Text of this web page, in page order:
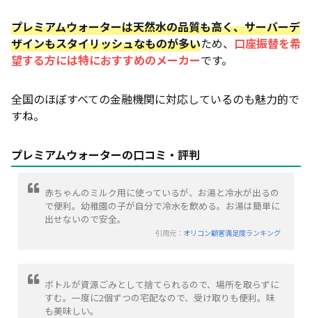
プレミアムウォーターは天然水の品質も高く、サーバーデ
ザインもスタイリッシュなものが多いため、 口座振替を希
望する方には特におすすめのメーカーです。
全国のほぼすべての金融機関に対応しているのも魅力的で
すね。
プレミアムウォーターの口コミ・評判
赤ちゃんのミルク用に使っているが、お湯と冷水が出るの
で便利。幼稚園の子が自分で冷水を飲める。お湯は簡単に
出せないので安全。
引用元： オリコン顧客満足度ランキング
ボトルが資源ごみとして捨てられるので、場所を取らずに
すむ。一度に2個ずつの宅配なので、受け取りも便利。味
も美味しい。